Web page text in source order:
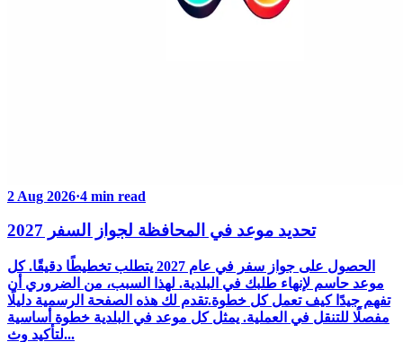
2 Aug 2026·4 min read
تحديد موعد في المحافظة لجواز السفر 2027
الحصول على جواز سفر في عام 2027 يتطلب تخطيطًا دقيقًا. كل
موعد حاسم لإنهاء طلبك في البلدية. لهذا السبب، من الضروري أن
تفهم جيدًا كيف تعمل كل خطوة.تقدم لك هذه الصفحة الرسمية دليلًا
مفصلًا للتنقل في العملية. يمثل كل موعد في البلدية خطوة أساسية
لتأكيد وث...